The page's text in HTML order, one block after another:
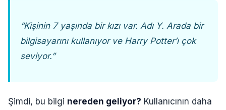
“Kişinin 7 yaşında bir kızı var. Adı Y. Arada bir
bilgisayarını kullanıyor ve Harry Potter’ı çok
seviyor.”
Şimdi, bu bilgi nereden geliyor? Kullanıcının daha